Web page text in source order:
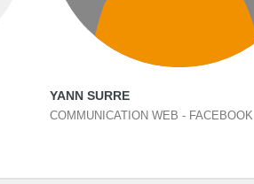
YANN SURRE
COMMUNICATION WEB - FACEBOOK